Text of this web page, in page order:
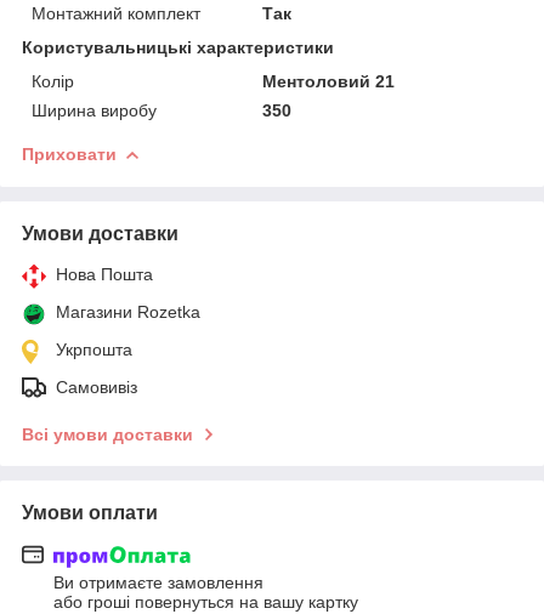
Монтажний комплект
Так
Користувальницькі характеристики
Колір
Ментоловий 21
Ширина виробу
350
Приховати
Умови доставки
Нова Пошта
Магазини Rozetka
Укрпошта
Самовивіз
Всі умови доставки
Умови оплати
Ви отримаєте замовлення
або гроші повернуться на вашу картку